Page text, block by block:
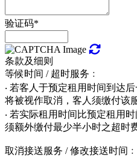
验证码*
条款及细则
等候时间 / 超时服务﹕
‧ 若客人于预定租用时间到达
将被视作取消，客人须缴付该
‧ 若实际租用时间比预定租用
须额外缴付最少半小时之超时
取消接送服务 / 修改接送时间﹕